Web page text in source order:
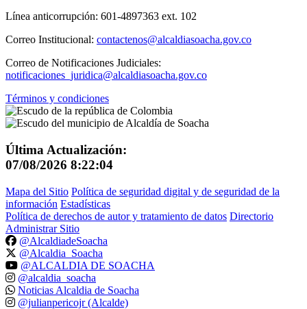
Línea anticorrupción: 601-4897363 ext. 102
Correo Institucional: contactenos@alcaldiasoacha.gov.co
Correo de Notificaciones Judiciales:
notificaciones_juridica@alcaldiasoacha.gov.co
Términos y condiciones
Última Actualización:
07/08/2026 8:22:04
Mapa del Sitio Política de seguridad digital y de seguridad de la
información Estadísticas
Política de derechos de autor y tratamiento de datos Directorio
Administrar Sitio
@AlcaldiadeSoacha
@Alcaldia_Soacha
@ALCALDIA DE SOACHA
@alcaldia_soacha
Noticias Alcaldia de Soacha
@julianpericojr (Alcalde)